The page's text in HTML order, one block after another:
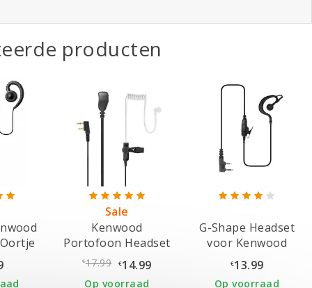
producten
Sale
Kenwood
Portofoon Headset
€17.99 €14.99
Op voorraad
G-Shape Headset
voor Kenwood
€13.99
Op voorraad